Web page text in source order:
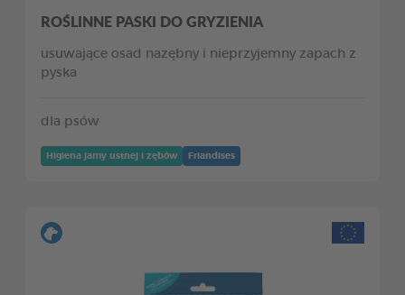
ROŚLINNE PASKI DO GRYZIENIA
usuwające osad nazębny i nieprzyjemny zapach z
pyska
dla psów
Higiena jamy ustnej i zębów Friandises